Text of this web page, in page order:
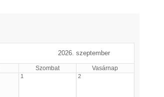
2026. szeptember
Szombat Vasárnap
1 2